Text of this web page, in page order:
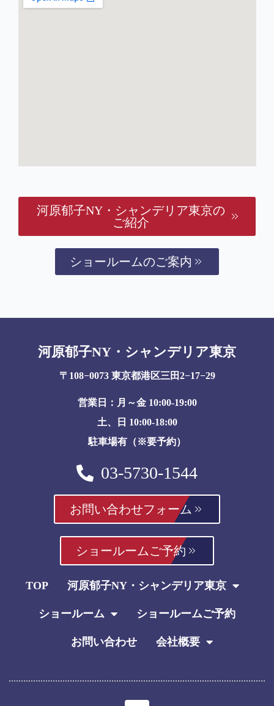
河原郁子NY・シャンデリア東京の
ご紹介
ショールームのご案内
河原郁子NY・シャンデリア東京
〒108−0073 東京都港区三田2−17−29
営業日：月～金 10:00-19:00
土、日 10:00-18:00
駐車場有（※要予約）
03-5730-1544
お問い合わせフォーム
ショールームご予約
TOP 河原郁子NY・シャンデリア東京
ショールーム ショールームご予約
お問い合わせ 会社概要